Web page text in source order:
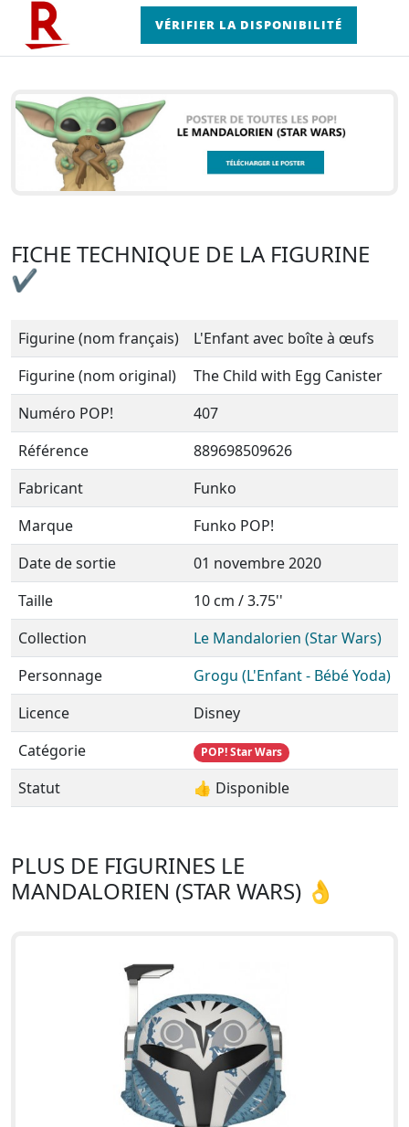
VÉRIFIER LA DISPONIBILITÉ
FICHE TECHNIQUE DE LA FIGURINE
✔
Figurine (nom français)
L'Enfant avec boîte à œufs
Figurine (nom original)
The Child with Egg Canister
Numéro POP!
407
Référence
889698509626
Fabricant
Funko
Marque
Funko POP!
Date de sortie
01 novembre 2020
Taille
10 cm / 3.75''
Collection
Le Mandalorien (Star Wars)
Personnage
Grogu (L'Enfant - Bébé Yoda)
Licence
Disney
Catégorie
POP! Star Wars
Statut 👍 Disponible
PLUS DE FIGURINES LE
MANDALORIEN (STAR WARS) 👌